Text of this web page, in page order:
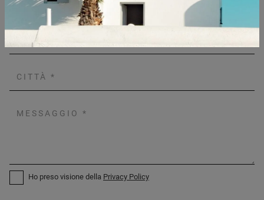
Ho preso visione della Privacy Policy